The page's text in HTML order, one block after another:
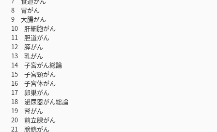
8 胃がん
9 大腸がん
10 肝細胞がん
11 胆道がん
12 膵がん
13 乳がん
14 子宮がん総論
15 子宮頸がん
16 子宮体がん
17 卵巣がん
18 泌尿器がん総論
19 腎がん
20 前立腺がん
21 膀胱がん